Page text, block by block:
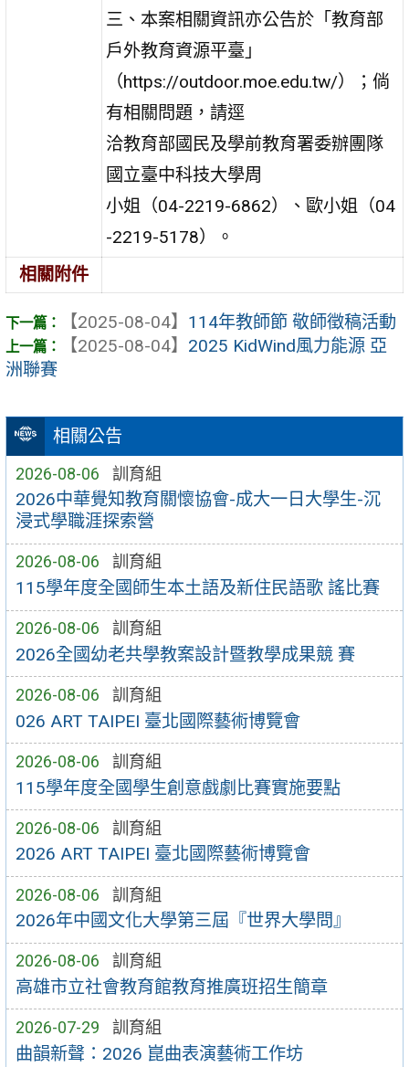
相關公告
2026-08-06 訓育組
2026中華覺知教育關懷協會-成大一日大學生-沉
浸式學職涯探索營
2026-08-06 訓育組
115學年度全國師生本土語及新住民語歌 謠比賽
2026-08-06 訓育組
2026全國幼老共學教案設計暨教學成果競 賽
2026-08-06 訓育組
026 ART TAIPEI 臺北國際藝術博覽會
2026-08-06 訓育組
115學年度全國學生創意戲劇比賽實施要點
2026-08-06 訓育組
2026 ART TAIPEI 臺北國際藝術博覽會
2026-08-06 訓育組
2026年中國文化大學第三屆『世界大學問』
2026-08-06 訓育組
高雄市立社會教育館教育推廣班招生簡章
2026-07-29 訓育組
曲韻新聲：2026 崑曲表演藝術工作坊
三、本案相關資訊亦公告於「教育部
戶外教育資源平臺」
（https://outdoor.moe.edu.tw/）；倘
有相關問題，請逕
洽教育部國民及學前教育署委辦團隊
國立臺中科技大學周
小姐（04-2219-6862）、歐小姐（04
-2219-5178）。
相關附件
【2025-08-04】 114年教師節 敬師徵稿活動
【2025-08-04】 2025 KidWind風力能源 亞
洲聯賽